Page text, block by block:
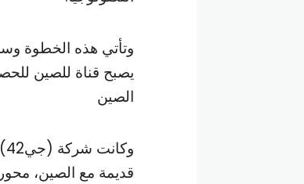
وتأتي هذه الخطوة
يصبح قناة للصين
الصين
قديمة مع الصين،